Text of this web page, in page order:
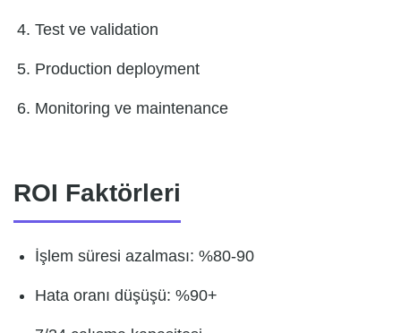
Test ve validation
Production deployment
Monitoring ve maintenance
ROI Faktörleri
İşlem süresi azalması: %80-90
Hata oranı düşüşü: %90+